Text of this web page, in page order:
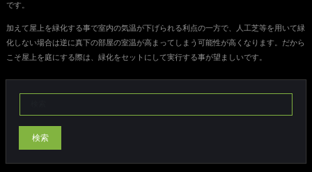
です。
加えて屋上を緑化する事で室内の気温が下げられる利点の一方で、人工芝等を用いて緑
化しない場合は逆に真下の部屋の室温が高まってしまう可能性が高くなります。だから
こそ屋上を庭にする際は、緑化をセットにして実行する事が望ましいです。
検索